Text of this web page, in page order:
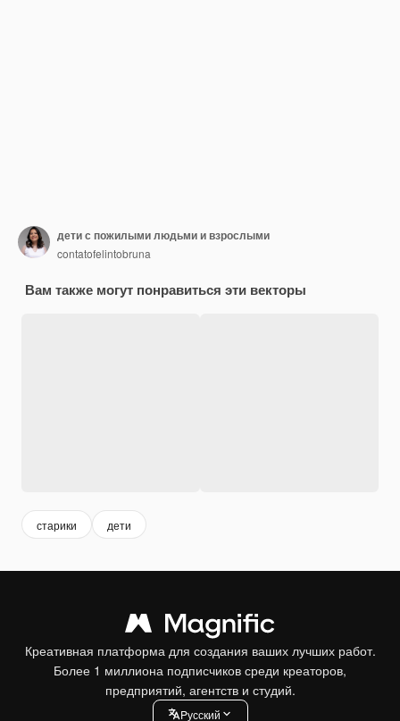
дети с пожилыми людьми и взрослыми
contatofelintobruna
Вам также могут понравиться эти векторы
старики дети
Креативная платформа для создания ваших лучших работ.
Более 1 миллиона подписчиков среди креаторов,
предприятий, агентств и студий.
Pусский